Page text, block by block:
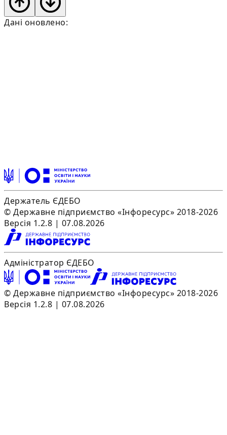
Дані оновлено:
Держатель ЄДЕБО
© Державне підприємство «Інфоресурс» 2018-2026
Версія 1.2.8 | 07.08.2026
Адміністратор ЄДЕБО
© Державне підприємство «Інфоресурс» 2018-2026
Версія 1.2.8 | 07.08.2026